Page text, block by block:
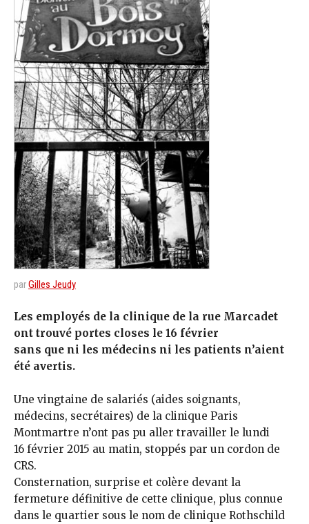
parGilles Jeudy
Les employés de la clinique de la rue Marcadet
ont trouvé portes closes le 16 février
sans que ni les médecins ni les patients n’aient
été avertis.
Une vingtaine de salariés (aides soignants,
médecins, secrétaires) de la clinique Paris
Montmartre n’ont pas pu aller travailler le lundi
16 février 2015 au matin, stoppés par un cordon de
CRS.
Consternation, surprise et colère devant la
fermeture définitive de cette clinique, plus connue
dans le quartier sous le nom de clinique Rothschild